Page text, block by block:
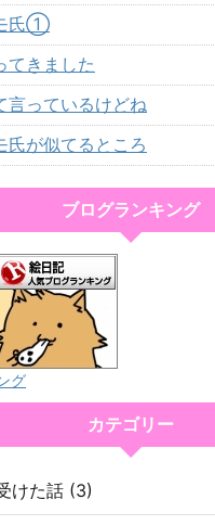
氏①
てきました
言っているけどね
氏が似てるところ
ブログランキング
グ
カテゴリー
けた話 (3)